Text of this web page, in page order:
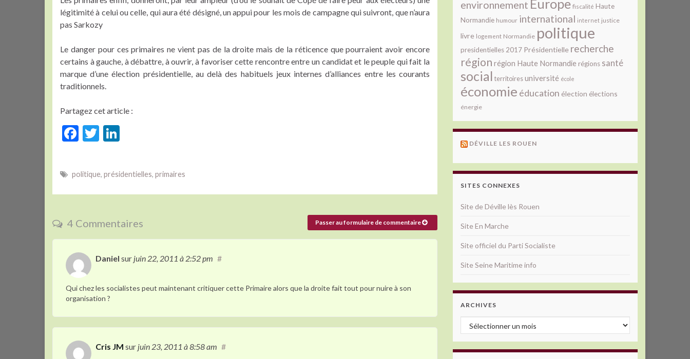
légitimité à celui ou celle, qui aura été désigné, un appui pour les mois de campagne qui suivront, que n’aura
pas Sarkozy
Le danger pour ces primaires ne vient pas de la droite mais de la réticence que pourraient avoir encore
certains à gauche, à débattre, à ouvrir, à favoriser cette rencontre entre un candidat et le peuple qui fait la
marque d’une élection présidentielle, au delà des habituels jeux internes d’alliances entre les courants
traditionnels.
Partagez cet article :
F
e
b
o
o
k
T
itt
er
ke
dI
n
politique, présidentielles, primaires
4 Commentaires Passer au formulaire de commentaire
Daniel sur juin 22, 2011 à 2:52 pm #
Qui chez les socialistes peut maintenant critiquer cette Primaire alors que la droite fait tout pour nuire à son
organisation ?
Cris JM sur juin 23, 2011 à 8:58 am #
environnement Europe fiscalité Haute
Normandie humour international internet justice
livre logement Normandie politique
presidentielles 2017 Présidentielle recherche
région région Haute Normandie régions santé
social territoiresuniversité école
économie éducation élection élections
énergie
DÉVILLE LES ROUEN
SITES CONNEXES
Site de Déville lès Rouen
Site En Marche
Site officiel du Parti Socialiste
Site Seine Maritime info
ARCHIVES
Archives